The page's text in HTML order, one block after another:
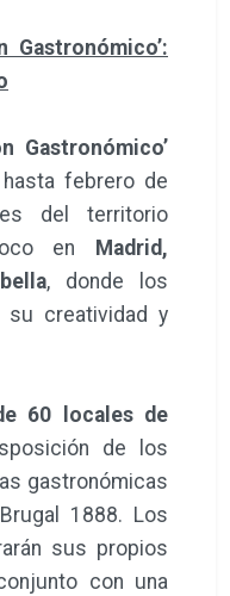
Gastronómico’:
Gastronómico’
febrero de
del territorio
en
Madrid,
, donde los
su creatividad y
60 locales de
de los
gastronómicas
1888. Los
sus propios
con una